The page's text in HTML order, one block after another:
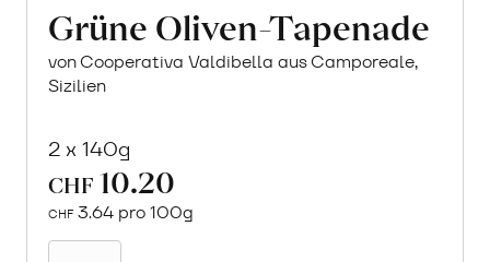
Grüne Oliven-Tapenade
von Cooperativa Valdibella aus Camporeale,
Sizilien
2 x 140g
CHF 10.20
CHF 3.64 pro 100g